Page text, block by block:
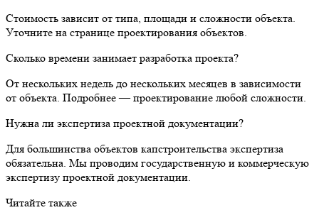
Стоимость зависит от типа, площади и сложности объекта.
Уточните на странице проектирования объектов.
Сколько времени занимает разработка проекта?
От нескольких недель до нескольких месяцев в зависимости
от объекта. Подробнее — проектирование любой сложности.
Нужна ли экспертиза проектной документации?
Для большинства объектов капстроительства экспертиза
обязательна. Мы проводим государственную и коммерческую
экспертизу проектной документации.
Читайте также